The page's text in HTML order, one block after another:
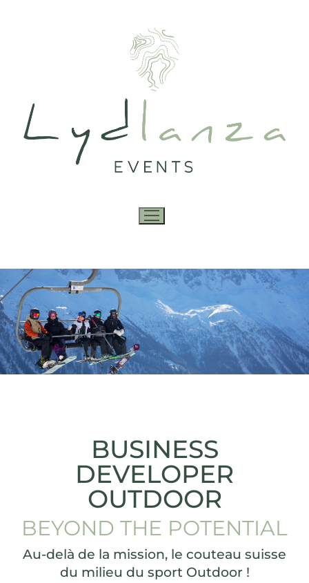
Accueil
Mes Offres
À Propos
Actualités
BUSINESS
DEVELOPER
OUTDOOR
BEYOND THE POTENTIAL
Au-delà de la mission, le couteau suisse
du milieu du sport Outdoor !